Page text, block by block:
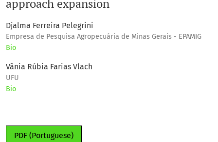
approach expansion
Djalma Ferreira Pelegrini
Empresa de Pesquisa Agropecuária de Minas Gerais - EPAMIG
Bio
Vânia Rúbia Farias Vlach
UFU
Bio
PDF (Portuguese)